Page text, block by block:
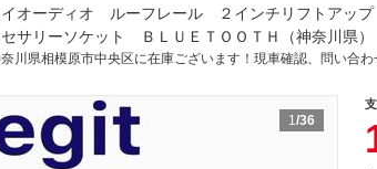
オーディオ ルーフレール ２インチリフトア
リーソケット ＢＬＵＥＴＯＯＴＨ（神奈川県）
県相模原市中央区に在庫ございます！現車確認、問い合わ
1/36